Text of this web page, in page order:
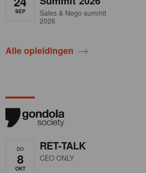
SEP
Sales & Nego summit
2026
Alle opleidingen
DO
8
OKT
RET-TALK
CEO ONLY